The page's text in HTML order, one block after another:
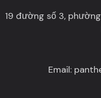
19 đường số 3,
Email: